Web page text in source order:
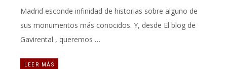
Madrid esconde infinidad de historias sobre alguno de
sus monumentos más conocidos. Y, desde El blog de
Gavirental , queremos …
LEER MÁS